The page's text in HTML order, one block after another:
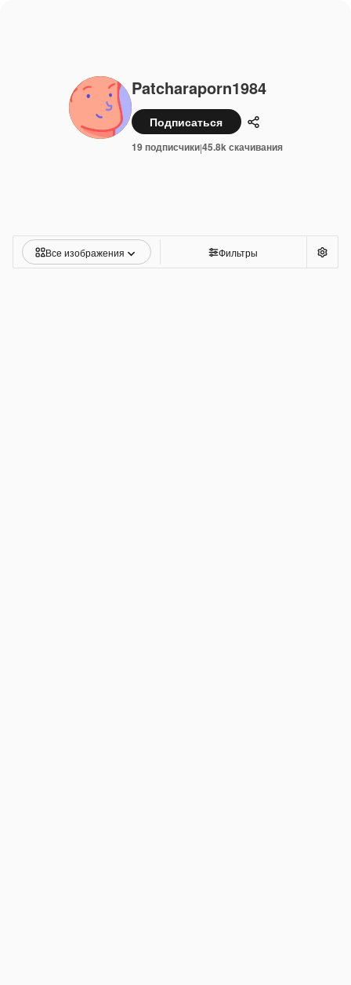
Patcharaporn1984
Подписаться Поделиться
19 подписчики|45.8k скачивания
Все изображения Фильтры